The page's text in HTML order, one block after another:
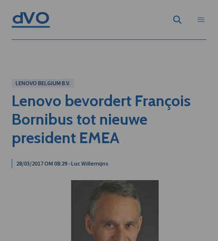
LENOVO BELGIUM B.V.
Lenovo bevordert François
Bornibus tot nieuwe
president EMEA
28/03/2017 OM 08:29 - Luc Willemijns